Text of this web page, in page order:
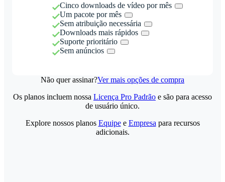
Cinco downloads de vídeo por mês
Um pacote por mês
Sem atribuição necessária
Downloads mais rápidos
Suporte prioritário
Sem anúncios
Não quer assinar?Ver mais opções de compra
Os planos incluem nossa Licença Pro Padrão e são para acesso
de usuário único.
Explore nossos planos Equipee Empresa para recursos
adicionais.